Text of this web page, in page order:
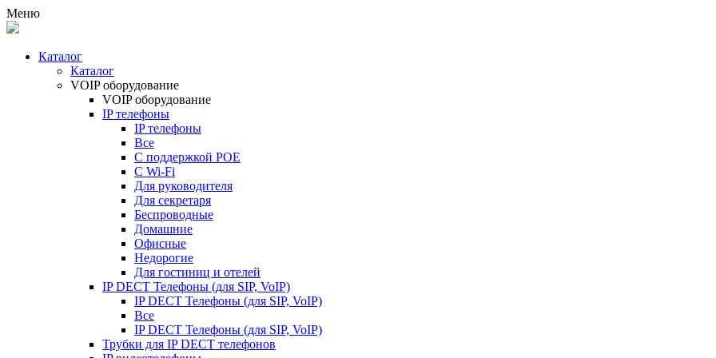
Меню
Каталог
Каталог
VOIP оборудование
VOIP оборудование
IP телефоны
IP телефоны
Все
С поддержкой POE
C Wi-Fi
Для руководителя
Для секретаря
Беспроводные
Домашние
Офисные
Недорогие
Для гостиниц и отелей
IP DECT Телефоны (для SIP, VoIP)
IP DECT Телефоны (для SIP, VoIP)
Все
IP DECT Телефоны (для SIP, VoIP)
Трубки для IP DECT телефонов